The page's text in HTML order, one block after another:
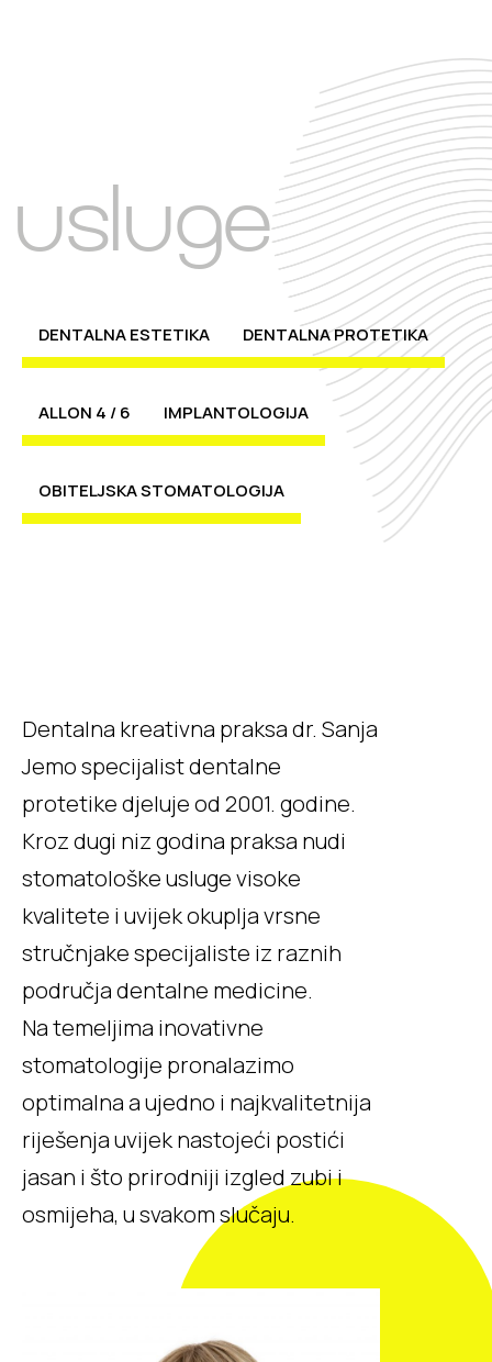
usluge
DENTALNA ESTETIKA DENTALNA PROTETIKA
ALLON 4 / 6 IMPLANTOLOGIJA
OBITELJSKA STOMATOLOGIJA
Dentalna kreativna praksa dr. Sanja
Jemo specijalist dentalne
protetike djeluje od 2001. godine.
Kroz dugi niz godina praksa nudi
stomatološke usluge visoke
kvalitete i uvijek okuplja vrsne
stručnjake specijaliste iz raznih
područja dentalne medicine.
Na temeljima inovativne
stomatologije pronalazimo
optimalna a ujedno i najkvalitetnija
riješenja uvijek nastojeći postići
jasan i što prirodniji izgled zubi i
osmijeha, u svakom slučaju.